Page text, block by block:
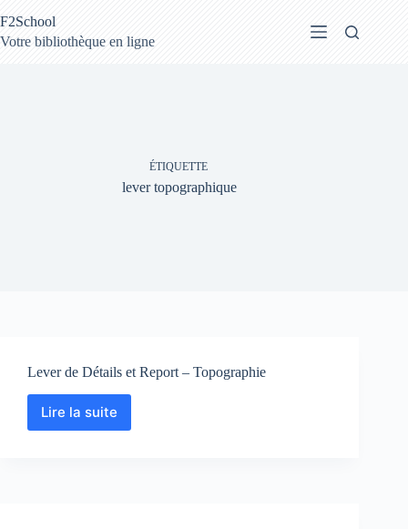
au
contenu
F2School
Votre bibliothèque en ligne
ÉTIQUETTE
lever topographique
Lever de Détails et Report – Topographie
Lire la suite
Lever